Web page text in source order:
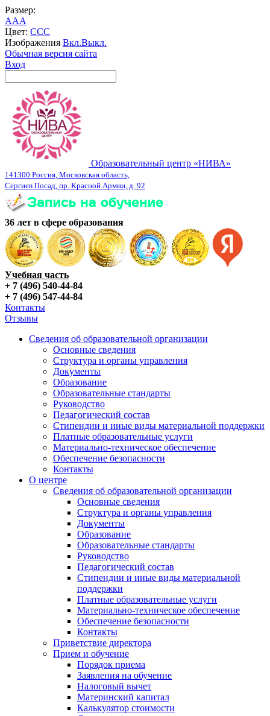
Размер:
AAA
Цвет: CCC
Изображения Вкл.Выкл.
Обычная версия сайта
Вход
Образовательный центр «НИВА»
141300 Россия, Московская область,
Сергиев Посад, пр. Красной Армии, д. 92
36 лет в сфере образования
Учебная часть
+ 7 (496) 540-44-84
+ 7 (496) 547-44-84
Контакты
Отзывы
Сведения об образовательной организации
Основные сведения
Структура и органы управления
Документы
Образование
Образовательные стандарты
Руководство
Педагогический состав
Стипендии и иные виды материальной поддержки
Платные образовательные услуги
Материально-техническое обеспечение
Обеспечение безопасности
Контакты
О центре
Сведения об образовательной организации
Основные сведения
Структура и органы управления
Документы
Образование
Образовательные стандарты
Руководство
Педагогический состав
Стипендии и иные виды материальной
поддержки
Платные образовательные услуги
Материально-техническое обеспечение
Обеспечение безопасности
Контакты
Приветствие директора
Прием и обучение
Порядок приема
Заявления на обучение
Налоговый вычет
Материнский капитал
Калькулятор стоимости